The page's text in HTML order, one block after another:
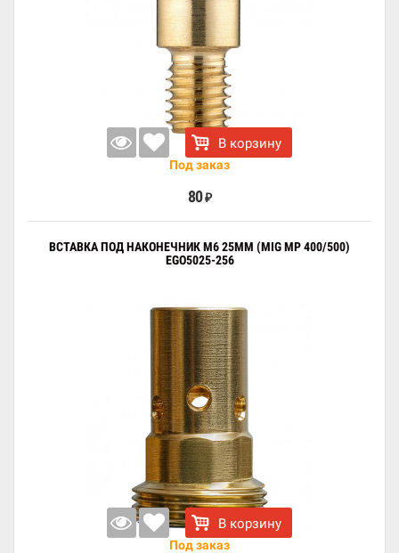
В корзину
Под заказ
80 ₽
ВСТАВКА ПОД НАКОНЕЧНИК M6 25ММ (MIG MP 400/500)
EGO5025-256
В корзину
Под заказ